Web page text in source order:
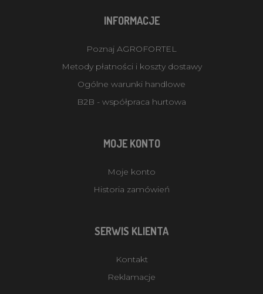
INFORMACJE
Poznaj AGROFORTEL
Metody płatności i koszty dostawy
Ogólne warunki handlowe
B2B - współpraca hurtowa
MOJE KONTO
Moje konto
Historia zamówień
SERWIS KLIENTA
Kontakt
Reklamacje